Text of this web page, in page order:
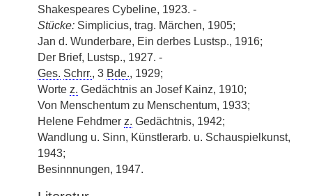
Shakespeares Cybeline, 1923. -
Stücke: Simplicius, trag. Märchen, 1905;
Jan d. Wunderbare, Ein derbes Lustsp., 1916;
Der Brief, Lustsp., 1927. -
Ges. Schrr., 3 Bde., 1929;
Worte z. Gedächtnis an Josef Kainz, 1910;
Von Menschentum zu Menschentum, 1933;
Helene Fehdmer z. Gedächtnis, 1942;
Wandlung u. Sinn, Künstlerarb. u. Schauspielkunst,
1943;
Besinnnungen, 1947.